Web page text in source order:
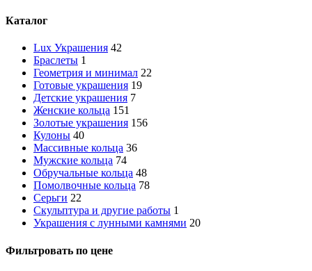
Каталог
Lux Украшения 42
Браслеты 1
Геометрия и минимал 22
Готовые украшения 19
Детские украшения 7
Женские кольца 151
Золотые украшения 156
Кулоны 40
Массивные кольца 36
Мужские кольца 74
Обручальные кольца 48
Помолвочные кольца 78
Серьги 22
Скульптура и другие работы 1
Украшения с лунными камнями 20
Фильтровать по цене